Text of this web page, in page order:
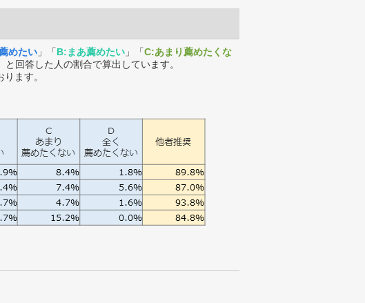
めたい 」「B:まあ薦めたい 」「C:あまり薦めたくな
」と回答した人の割合で算出しています。
ます。